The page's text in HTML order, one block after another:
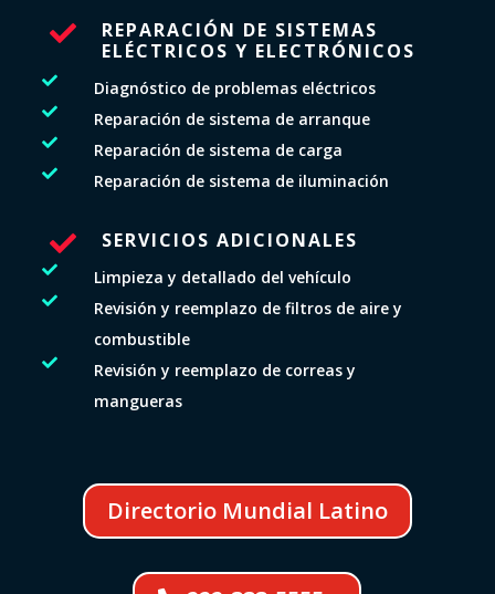

REPARACIÓN DE SISTEMAS
ELÉCTRICOS Y ELECTRÓNICOS
 Diagnóstico de problemas eléctricos
 Reparación de sistema de arranque
 Reparación de sistema de carga
 Reparación de sistema de iluminación
 SERVICIOS ADICIONALES
 Limpieza y detallado del vehículo

Revisión y reemplazo de filtros de aire y
combustible

Revisión y reemplazo de correas y
mangueras
Directorio Mundial Latino